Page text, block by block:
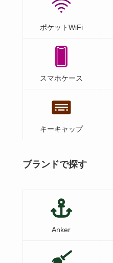
ポケットWiFi
スマホケース
キーキャップ
ブランドで探す
Anker